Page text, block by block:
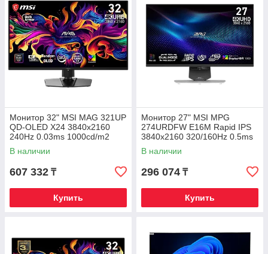
Монитор 32" MSI MAG 321UP
QD-OLED X24 3840x2160
240Hz 0.03ms 1000cd/m2
1.5M:1 2xHDMI 1xDP 1xType-
C
В наличии
607 332 ₸
Купить
Монитор 27" MSI MPG
274URDFW E16M Rapid IPS
3840x2160 320/160Hz 0.5ms
1000cd/m2 1000:1 2xHDMI
1xDP
В наличии
296 074 ₸
Купить